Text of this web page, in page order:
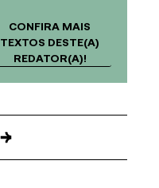
CONFIRA MAIS
TEXTOS DESTE(A)
REDATOR(A)!